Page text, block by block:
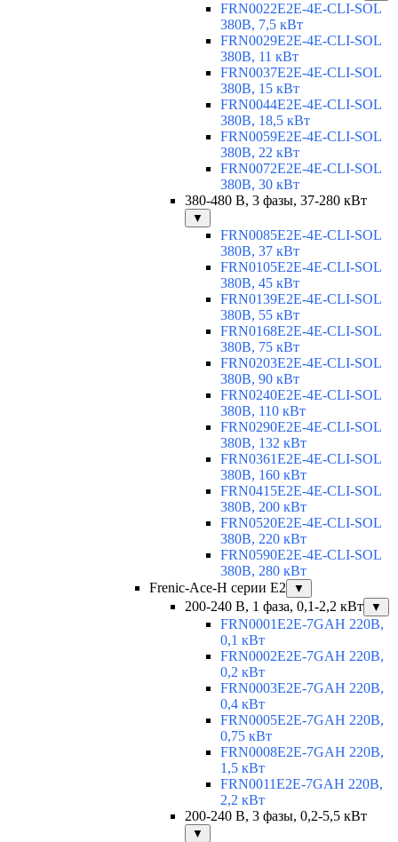
FRN0022E2E-4E-CLI-SOL
380В, 7,5 кВт
FRN0029E2E-4E-CLI-SOL
380В, 11 кВт
FRN0037E2E-4E-CLI-SOL
380В, 15 кВт
FRN0044E2E-4E-CLI-SOL
380В, 18,5 кВт
FRN0059E2E-4E-CLI-SOL
380В, 22 кВт
FRN0072E2E-4E-CLI-SOL
380В, 30 кВт
380-480 В, 3 фазы, 37-280 кВт
▼
FRN0085E2E-4E-CLI-SOL
380В, 37 кВт
FRN0105E2E-4E-CLI-SOL
380В, 45 кВт
FRN0139E2E-4E-CLI-SOL
380В, 55 кВт
FRN0168E2E-4E-CLI-SOL
380В, 75 кВт
FRN0203E2E-4E-CLI-SOL
380В, 90 кВт
FRN0240E2E-4E-CLI-SOL
380В, 110 кВт
FRN0290E2E-4E-CLI-SOL
380В, 132 кВт
FRN0361E2E-4E-CLI-SOL
380В, 160 кВт
FRN0415E2E-4E-CLI-SOL
380В, 200 кВт
FRN0520E2E-4E-CLI-SOL
380В, 220 кВт
FRN0590E2E-4E-CLI-SOL
380В, 280 кВт
Frenic-Ace-H серии E2
▼
200-240 В, 1 фаза, 0,1-2,2 кВт ▼
FRN0001E2E-7GAH 220В,
0,1 кВт
FRN0002E2E-7GAH 220В,
0,2 кВт
FRN0003E2E-7GAH 220В,
0,4 кВт
FRN0005E2E-7GAH 220В,
0,75 кВт
FRN0008E2E-7GAH 220В,
1,5 кВт
FRN0011E2E-7GAH 220В,
2,2 кВт
200-240 В, 3 фазы, 0,2-5,5 кВт
▼